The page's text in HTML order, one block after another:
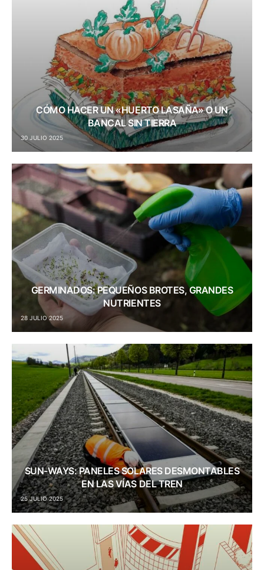
CÓMO HACER UN «HUERTO LASAÑA» O UN
BANCAL SIN TIERRA
30 JULIO 2025
GERMINADOS: PEQUEÑOS BROTES, GRANDES
NUTRIENTES
28 JULIO 2025
SUN-WAYS: PANELES SOLARES DESMONTABLES
EN LAS VÍAS DEL TREN
25 JULIO 2025